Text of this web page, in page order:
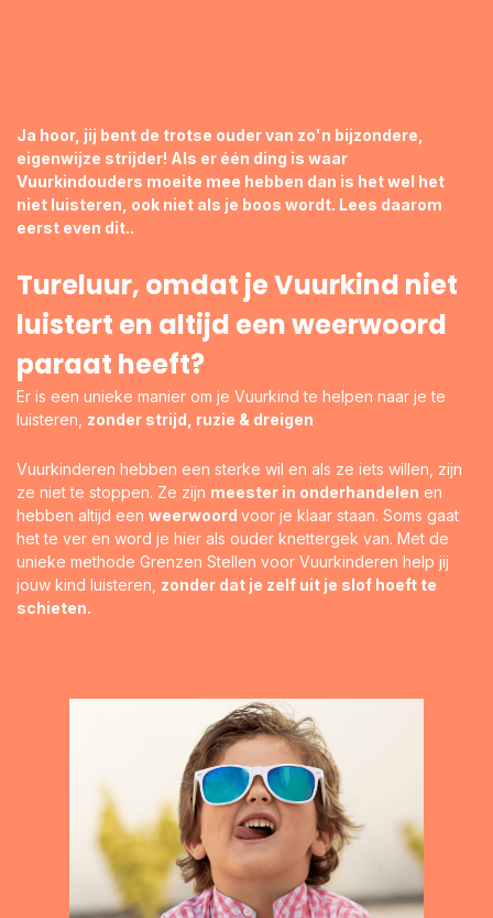
Ja hoor, jij bent de trotse ouder van zo'n bijzondere,
eigenwijze strijder! Als er één ding is waar
Vuurkindouders moeite mee hebben dan is het wel het
niet luisteren, ook niet als je boos wordt. Lees daarom
eerst even dit..
Tureluur, omdat je Vuurkind niet
luistert en altijd een weerwoord
paraat heeft?
Er is een unieke manier om je Vuurkind te helpen naar je te
luisteren, zonder strijd, ruzie & dreigen
Vuurkinderen hebben een sterke wil en als ze iets willen, zijn
ze niet te stoppen. Ze zijn meester in onderhandelen en
hebben altijd een weerwoord voor je klaar staan. Soms gaat
het te ver en word je hier als ouder knettergek van. Met de
unieke methode Grenzen Stellen voor Vuurkinderen help jij
jouw kind luisteren, zonder dat je zelf uit je slof hoeft te
schieten.